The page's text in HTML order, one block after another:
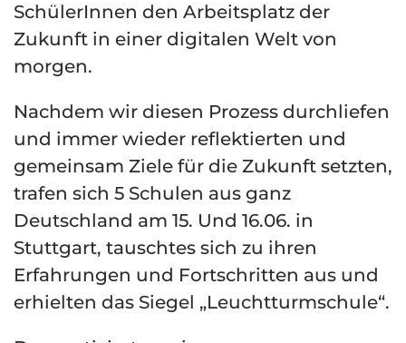
SchülerInnen den Arbeitsplatz der
Zukunft in einer digitalen Welt von
morgen.
Nachdem wir diesen Prozess durchliefen
und immer wieder reflektierten und
gemeinsam Ziele für die Zukunft setzten,
trafen sich 5 Schulen aus ganz
Deutschland am 15. Und 16.06. in
Stuttgart, tauschtes sich zu ihren
Erfahrungen und Fortschritten aus und
erhielten das Siegel „Leuchtturmschule“.